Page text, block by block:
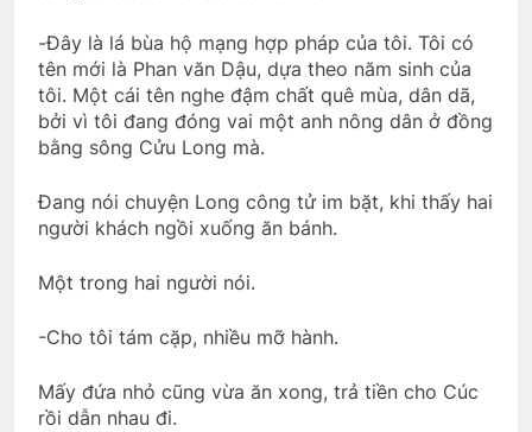
-Đây là lá bùa hộ mạng hợp pháp của tôi. Tôi có
tên mới là Phan văn Dậu, dựa theo năm sinh của
tôi. Một cái tên nghe đậm chất quê mùa, dân dã,
bởi vì tôi đang đóng vai một anh nông dân ở đồng
bằng sông Cửu Long mà.
Đang nói chuyện Long công tử im bặt, khi thấy hai
người khách ngồi xuống ăn bánh.
Một trong hai người nói.
-Cho tôi tám cặp, nhiều mỡ hành.
Mấy đứa nhỏ cũng vừa ăn xong, trả tiền cho Cúc
rồi dẫn nhau đi.